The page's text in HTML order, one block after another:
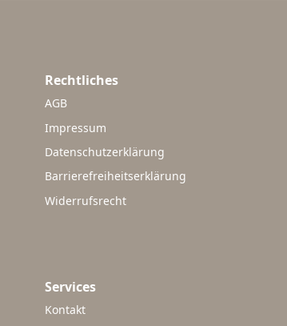
Rechtliches
AGB
Impressum
Datenschutzerklärung
Barrierefreiheitserklärung
Widerrufsrecht
Services
Kontakt